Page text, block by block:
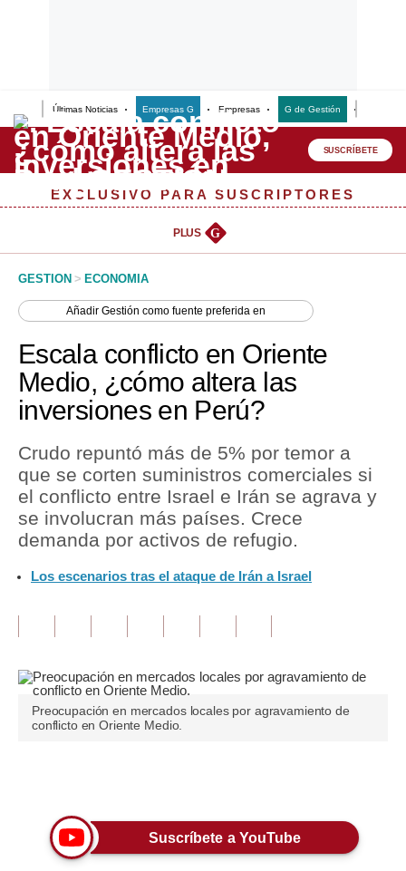
Últimas Noticias Empresas G Empresas G de Gestión
Lo último
Peru Quiosco
Management & Empleo
Perú
Política
Finanzas Personales
Inmobiliarias
Plus G
Opinión
Blogs
Tendencias
Moda
SUSCRÍBETE
EXCLUSIVO PARA SUSCRIPTORES
PLUS G
GESTION > ECONOMIA
AñadirGestión como fuente preferida en
Escala conflicto en Oriente
Medio, ¿cómo altera las
inversiones en Perú?
Crudo repuntó más de 5% por temor a
que se corten suministros comerciales si
el conflicto entre Israel e Irán se agrava y
se involucran más países. Crece
demanda por activos de refugio.
Los escenarios tras el ataque de Irán a Israel
Preocupación en mercados locales por agravamiento de
conflicto en Oriente Medio.
Suscríbete a YouTube